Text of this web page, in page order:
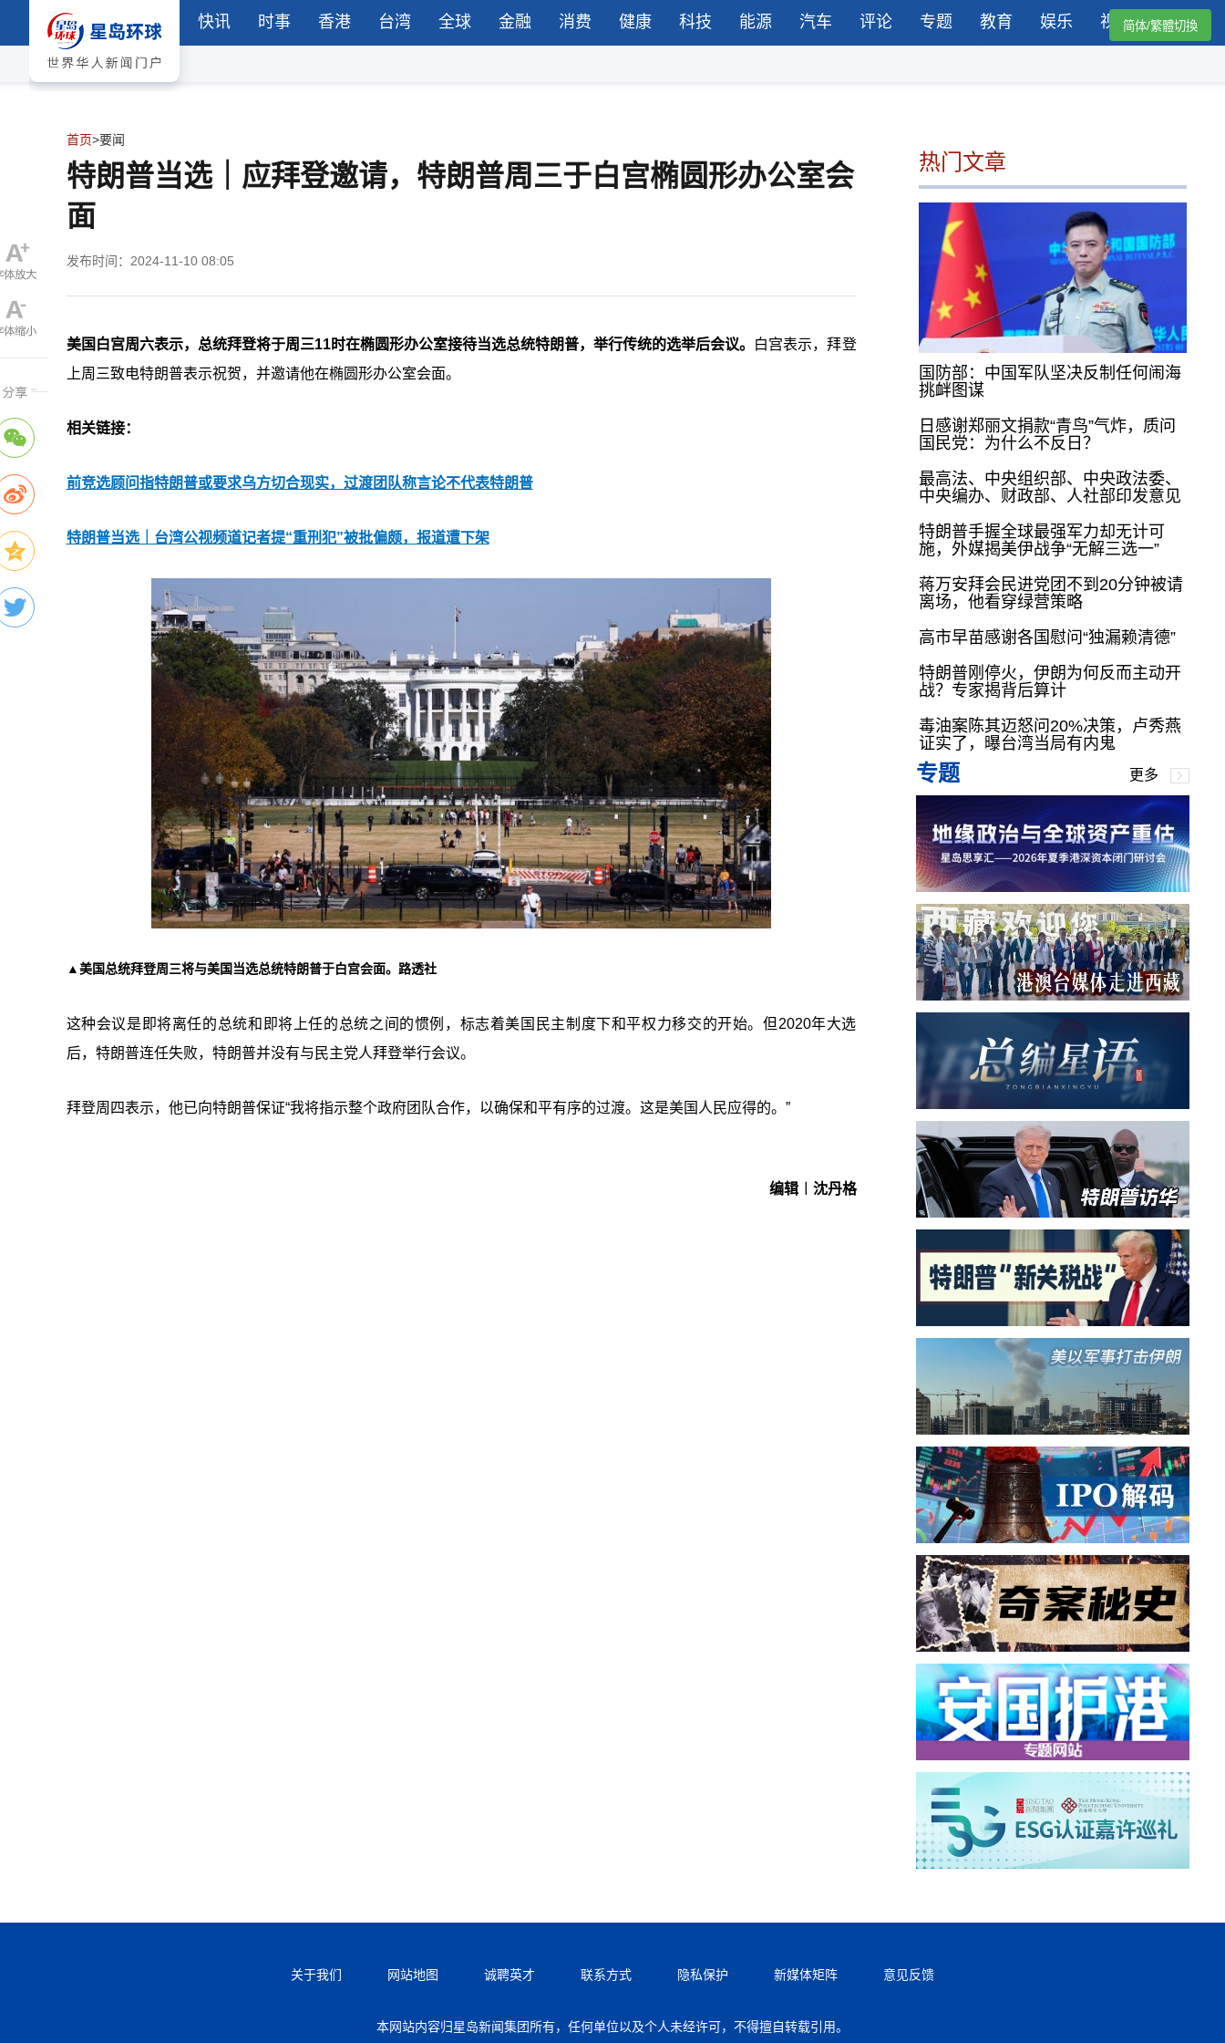
快讯 时事 香港 台湾 全球 金融 消费 健康 科技 能源 汽车 评论 专题 教育 娱乐 视频简体/繁體切換
首页>要闻
特朗普当选｜应拜登邀请，特朗普周三于白宫椭圆形办公室会
面
发布时间：2024-11-10 08:05
美国白宫周六表示，总统拜登将于周三11时在椭圆形办公室接待当选总统特朗普，举行传统的选举后会议。 白宫表示，拜登
上周三致电特朗普表示祝贺，并邀请他在椭圆形办公室会面。
相关链接：
前竞选顾问指特朗普或要求乌方切合现实，过渡团队称言论不代表特朗普
特朗普当选｜台湾公视频道记者提“重刑犯”被批偏颇，报道遭下架
▲美国总统拜登周三将与美国当选总统特朗普于白宫会面。路透社
这种会议是即将离任的总统和即将上任的总统之间的惯例，标志着美国民主制度下和平权力移交的开始。但2020年大选
后，特朗普连任失败，特朗普并没有与民主党人拜登举行会议。
拜登周四表示，他已向特朗普保证“我将指示整个政府团队合作，以确保和平有序的过渡。这是美国人民应得的。”
编辑︱沈丹格
热门文章
国防部：中国军队坚决反制任何闹海
挑衅图谋
日感谢郑丽文捐款“青鸟”气炸，质问
国民党：为什么不反日？
最高法、中央组织部、中央政法委、
中央编办、财政部、人社部印发意见
特朗普手握全球最强军力却无计可
施，外媒揭美伊战争“无解三选一”
蒋万安拜会民进党团不到20分钟被请
离场，他看穿绿营策略
高市早苗感谢各国慰问“独漏赖清德”
特朗普刚停火，伊朗为何反而主动开
战？专家揭背后算计
毒油案陈其迈怒问20%决策，卢秀燕
证实了，曝台湾当局有内鬼
专题 更多
关于我们 网站地图 诚聘英才 联系方式 隐私保护 新媒体矩阵 意见反馈
本网站内容归星岛新闻集团所有，任何单位以及个人未经许可，不得擅自转载引用。